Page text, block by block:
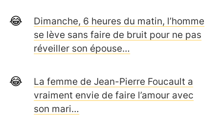
Dimanche, 6 heures du matin, l’homme
se lève sans faire de bruit pour ne pas
réveiller son épouse…
La femme de Jean-Pierre Foucault a
vraiment envie de faire l’amour avec
son mari…